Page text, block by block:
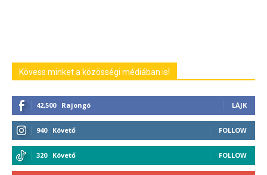
Kövess minket a közösségi médiában is!
42,500 Rajongó LÁJK
940 Követő FOLLOW
320 Követő FOLLOW